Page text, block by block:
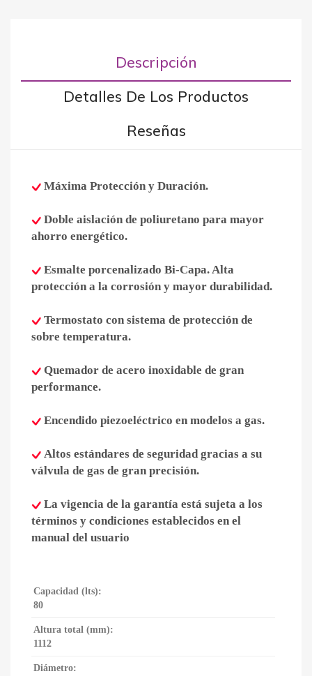
Descripción
Detalles De Los Productos
Reseñas
Máxima Protección y Duración.
Doble aislación de poliuretano para mayor
ahorro energético.
Esmalte porcenalizado Bi-Capa. Alta
protección a la corrosión y mayor durabilidad.
Termostato con sistema de protección de
sobre temperatura.
Quemador de acero inoxidable de gran
performance.
Encendido piezoeléctrico en modelos a gas.
Altos estándares de seguridad gracias a su
válvula de gas de gran precisión.
La vigencia de la garantía está sujeta a los
términos y condiciones establecidos en el
manual del usuario
Capacidad (lts):
80
Altura total (mm):
1112
Diámetro: